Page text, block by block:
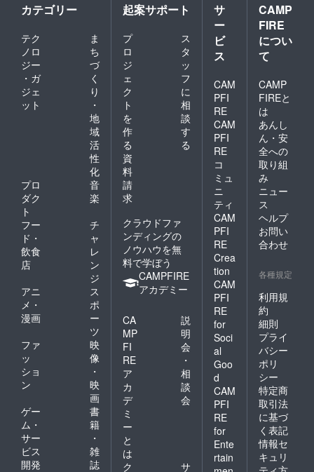
カテゴリー
テク
ノロ
ジー
・ガ
ジェ
ット
ま
ち
づ
く
り
・
地
域
活
性
化
プロ
ダク
ト
音
楽
フー
ド・
飲食
店
チ
ャ
レ
ン
ジ
アニ
メ・
漫画
ス
ポ
ー
ツ
ファ
ッ
ショ
ン
映
像
・
映
画
ゲー
ム・
サー
ビス
開発
書
籍
・
雑
誌
起案サポート
プ
ロ
ジ
ェ
ク
ト
を
作
る
ス
タ
ッ
フ
に
相
談
す
る
資
料
請
求
クラウドファ
ンディングの
ノウハウを無
料で学ぼう
CAMPFIRE
アカデミー
CA
MP
FI
RE
ア
カ
デ
ミ
ー
と
は
説
明
会
・
相
談
会
ク サ
サ
ー
ビ
ス
CAM
PFI
RE
CAM
PFI
RE
コ
ミュ
ニ
ティ
CAM
PFI
RE
Crea
tion
CAM
PFI
RE
for
Soci
al
Goo
d
CAM
PFI
RE
for
Ente
rtain
CAMP
FIRE
につい
て
CAMP
FIREと
は
あんし
ん・安
全への
取り組
み
ニュー
ス
ヘルプ
お問い
合わせ
各種規定
利用規
約
細則
プライ
バシー
ポリ
シー
特定商
取引法
に基づ
く表記
情報セ
キュリ